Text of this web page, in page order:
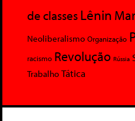
de classesLênin
Neoliberalismo Organização
racismo Revolução Rússia
Trabalho Tática